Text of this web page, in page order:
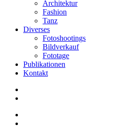
Architektur
Fashion
Tanz
Diverses
Fotoshootings
Bildverkauf
Fototage
Publikationen
Kontakt